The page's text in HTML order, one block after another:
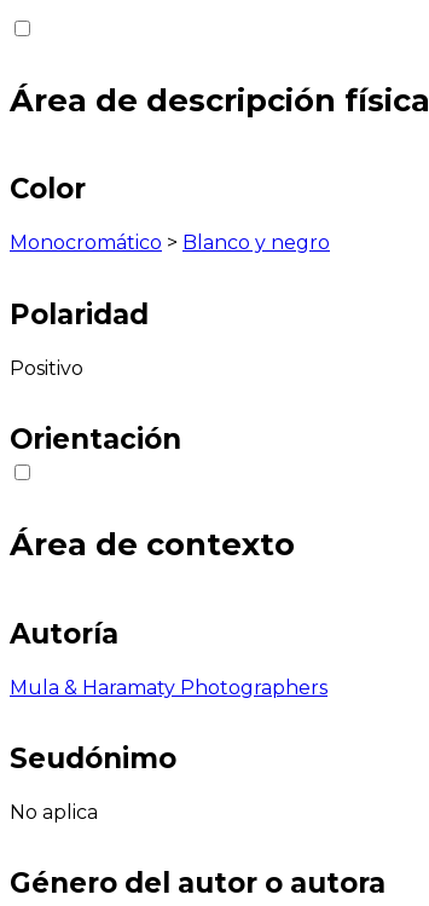
Área de descripción física
Color
Monocromático > Blanco y negro
Polaridad
Positivo
Orientación
Área de contexto
Autoría
Mula & Haramaty Photographers
Seudónimo
No aplica
Género del autor o autora